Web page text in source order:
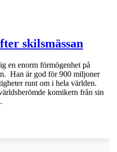
skilsmässan
en enorm förmögenhet på
Han är god för 900 miljoner
runt om i hela världen.
komikern från sin